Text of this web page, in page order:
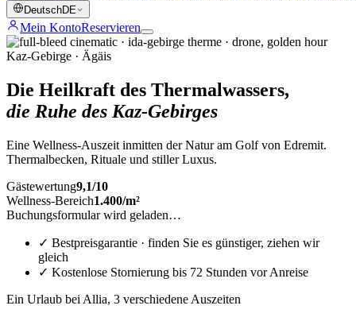
DeutschDE
Mein KontoReservieren
Kaz-Gebirge · Ägäis
Die Heilkraft des Thermalwassers,
die Ruhe des Kaz-Gebirges
Eine Wellness-Auszeit inmitten der Natur am Golf von Edremit.
Thermalbecken, Rituale und stiller Luxus.
Gästewertung9,1/10
Wellness-Bereich1.400/m²
Buchungsformular wird geladen…
✓ Bestpreisgarantie · finden Sie es günstiger, ziehen wir
gleich
✓ Kostenlose Stornierung bis 72 Stunden vor Anreise
Ein Urlaub bei Allia, 3 verschiedene Auszeiten